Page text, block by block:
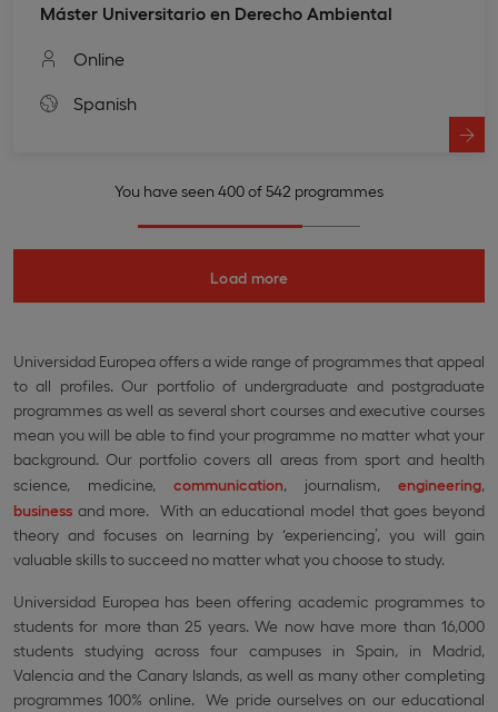
Máster Universitario en Derecho Ambiental
Online
Spanish
You have seen 400 of 542 programmes
Load more
Universidad Europea offers a wide range of programmes that appeal
to all profiles. Our portfolio of undergraduate and postgraduate
programmes as well as several short courses and executive courses
mean you will be able to find your programme no matter what your
background. Our portfolio covers all areas from sport and health
science, medicine, communication, journalism, engineering,
business and more. With an educational model that goes beyond
theory and focuses on learning by ‘experiencing’, you will gain
valuable skills to succeed no matter what you choose to study.
Universidad Europea has been offering academic programmes to
students for more than 25 years. We now have more than 16,000
students studying across four campuses in Spain, in Madrid,
Valencia and the Canary Islands, as well as many other completing
programmes 100% online. We pride ourselves on our educational